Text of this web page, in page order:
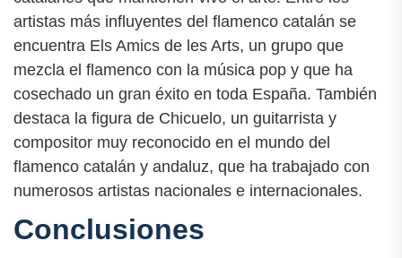
artistas más influyentes del flamenco catalán se
encuentra Els Amics de les Arts, un grupo que
mezcla el flamenco con la música pop y que ha
cosechado un gran éxito en toda España. También
destaca la figura de Chicuelo, un guitarrista y
compositor muy reconocido en el mundo del
flamenco catalán y andaluz, que ha trabajado con
numerosos artistas nacionales e internacionales.
Conclusiones